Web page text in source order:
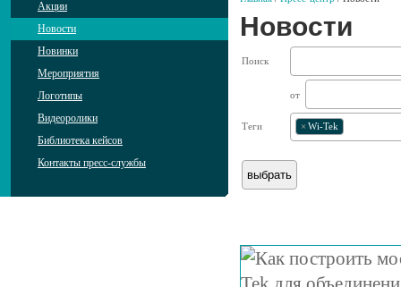
Акции
Новости
Новинки
Мероприятия
Логотипы
Видеоролики
Библиотека кейсов
Контакты пресс-службы
Новости
Поиск
от
Теги × Wi-Tek